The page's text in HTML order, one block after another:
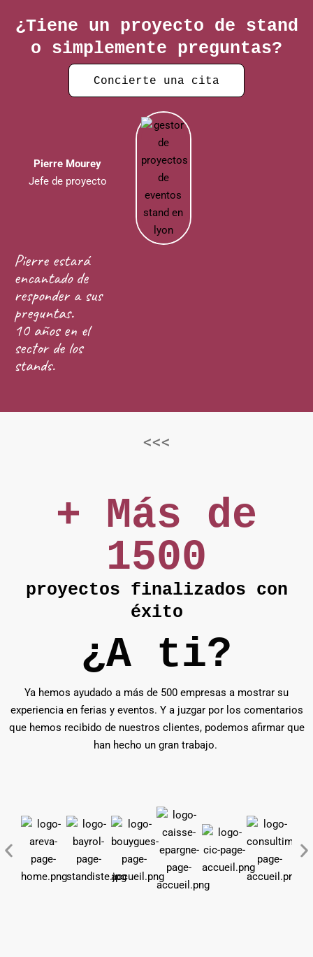
¿Tiene un proyecto de stand
o simplemente preguntas?
Concierte una cita
Pierre Mourey
Jefe de proyecto
Pierre estará
encantado de
responder a sus
preguntas.
10 años en el
sector de los
stands.
<<<
+ Más de
1500
proyectos finalizados con
éxito
¿A ti?
Ya hemos ayudado a más de 500 empresas a mostrar su
experiencia en ferias y eventos. Y a juzgar por los comentarios
que hemos recibido de nuestros clientes, podemos afirmar que
han hecho un gran trabajo.